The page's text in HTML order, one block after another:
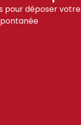
pour déposer votre